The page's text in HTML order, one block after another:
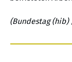
(Bundestag